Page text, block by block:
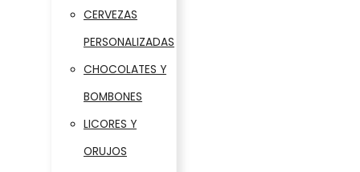
CERVEZAS
PERSONALIZADAS
CHOCOLATES Y
BOMBONES
LICORES Y
ORUJOS